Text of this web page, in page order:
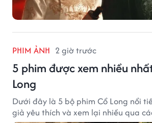
PHIM ẢNH 2 giờ trước
5 phim được xem nhiều
Long
Dưới đây là 5 bộ phim Cổ Long nổi
giả yêu thích và xem lại nhiều qua